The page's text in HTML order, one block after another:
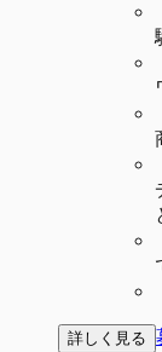
詳しく見る